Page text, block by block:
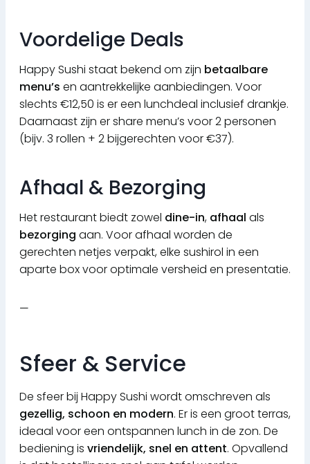
Voordelige Deals
Happy Sushi staat bekend om zijn betaalbare
menu’s en aantrekkelijke aanbiedingen. Voor
slechts €12,50 is er een lunchdeal inclusief drankje.
Daarnaast zijn er share menu’s voor 2 personen
(bijv. 3 rollen + 2 bijgerechten voor €37).
Afhaal & Bezorging
Het restaurant biedt zowel dine-in, afhaal als
bezorging aan. Voor afhaal worden de
gerechten netjes verpakt, elke sushirol in een
aparte box voor optimale versheid en presentatie.
—
Sfeer & Service
De sfeer bij Happy Sushi wordt omschreven als
gezellig, schoon en modern. Er is een groot terras,
ideaal voor een ontspannen lunch in de zon. De
bediening is vriendelijk, snel en attent. Opvallend